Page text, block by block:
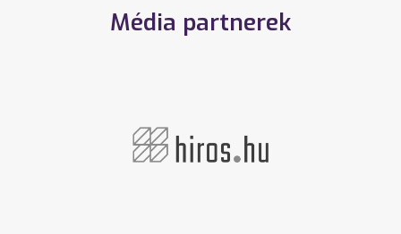
Média partnerek